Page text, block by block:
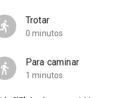
Trotar
0 minutos
Para caminar
1 minutos